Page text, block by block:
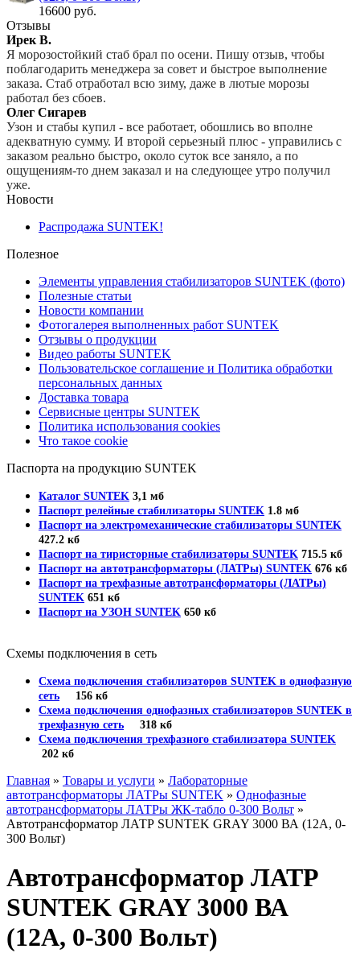
16600 руб.
Отзывы
Ирек В.
Я морозостойкий стаб брал по осени. Пишу отзыв, чтобы
поблагодарить менеджера за совет и быстрое выполнение
заказа. Стаб отработал всю зиму, даже в лютые морозы
работал без сбоев.
Олег Сигарев
Узон и стабы купил - все работает, обошлись во вполне
адекватную сумму. И второй серьезный плюс - управились с
заказом реально быстро, около суток все заняло, а по
ощущениям-то днем заказал и на следующее утро получил
уже.
Новости
Распродажа SUNTEK!
Полезное
Элементы управления стабилизаторов SUNTEK (фото)
Полезные статьи
Новости компании
Фотогалерея выполненных работ SUNTEK
Отзывы о продукции
Видео работы SUNTEK
Пользовательское соглашение и Политика обработки
персональных данных
Доставка товара
Сервисные центры SUNTEK
Политика использования cookies
Что такое cookie
Паспорта на продукцию SUNTEK
Каталог SUNTEK 3,1 мб
Паспорт релейные стабилизаторы SUNTEK 1.8 мб
Паспорт на электромеханические стабилизаторы SUNTEK
427.2 кб
Паспорт на тиристорные стабилизаторы SUNTEK 715.5 кб
Паспорт на автотрансформаторы (ЛАТРы) SUNTEK 676 кб
Паспорт на трехфазные автотрансформаторы (ЛАТРы)
SUNTEK 651 кб
Паспорт на УЗОН SUNTEK 650 кб
Схемы подключения в сеть
Схема подключения стабилизаторов SUNTEK в однофазную
сеть 156 кб
Схема подключения однофазных стабилизаторов SUNTEK в
трехфазную сеть 318 кб
Схема подключения трехфазного стабилизатора SUNTEK
202 кб
Главная » Товары и услуги » Лабораторные
автотрансформаторы ЛАТРы SUNTEK » Однофазные
автотрансформаторы ЛАТРы ЖК-табло 0-300 Вольт »
Автотрансформатор ЛАТР SUNTEK GRAY 3000 ВА (12А, 0-
300 Вольт)
Автотрансформатор ЛАТР
SUNTEK GRAY 3000 ВА
(12А, 0-300 Вольт)